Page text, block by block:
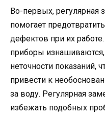
Во-первых, регулярная
помогает
дефектов при их
приборы
неточности показаний,
привести к
за воду. Регулярная
избежать подобных